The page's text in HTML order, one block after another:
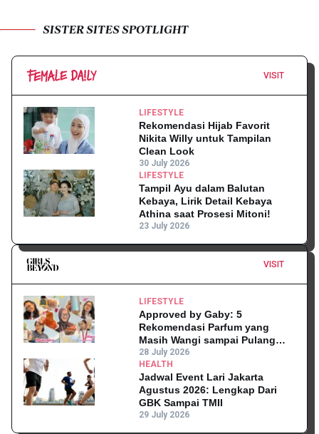
SISTER SITES SPOTLIGHT
VISIT
LIFESTYLE
Rekomendasi Hijab Favorit
Nikita Willy untuk Tampilan
Clean Look
30 July 2026
LIFESTYLE
Tampil Ayu dalam Balutan
Kebaya, Lirik Detail Kebaya
Athina saat Prosesi Mitoni!
23 July 2026
VISIT
LIFESTYLE
Approved by Gaby: 5
Rekomendasi Parfum yang
Masih Wangi sampai Pulang
Kantor
28 July 2026
HEALTH
Jadwal Event Lari Jakarta
Agustus 2026: Lengkap Dari
GBK Sampai TMII
29 July 2026